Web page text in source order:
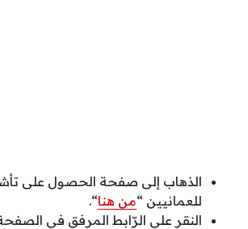
الذهاب إلى صفحة الحصول على
للعمانيين “من هنا“.
النقر على الرّابط المرفق في